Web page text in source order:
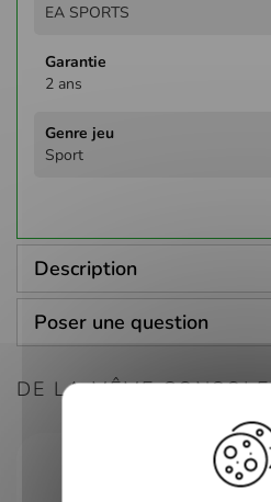
EA SPORTS
2 ans
Sport
Description
Poser une question
DE LA MÊME CONSOLE